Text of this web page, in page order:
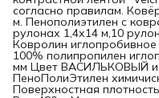
согласно правилам.
м. Пенополиэтилен с
рулонах 1,4х14 м,10
Ковролин
100% полипропилен
мм Цвет ВАСИЛЬКОВЫЙ и
ПеноПолиЭтилен
Поверхностная